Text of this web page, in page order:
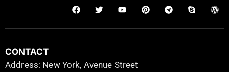
CONTACT
Address: New York, Avenue Street